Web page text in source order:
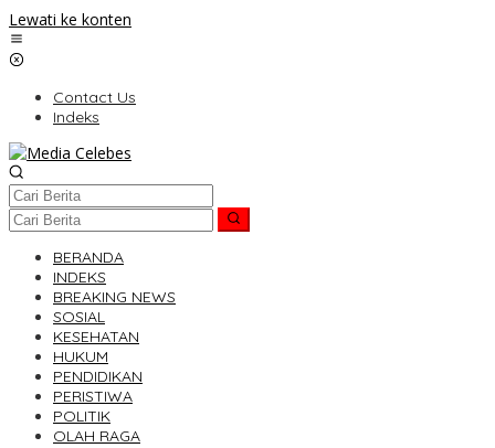
Lewati ke konten
Contact Us
Indeks
BERANDA
INDEKS
BREAKING NEWS
SOSIAL
KESEHATAN
HUKUM
PENDIDIKAN
PERISTIWA
POLITIK
OLAH RAGA